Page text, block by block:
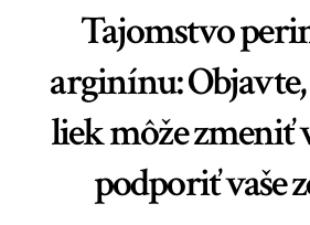
Tajomstvo
arginínu:
liek môže zmeniť
podporiť vaše